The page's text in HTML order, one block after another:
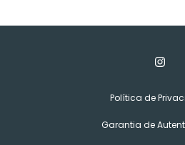
Política de
Garantia de